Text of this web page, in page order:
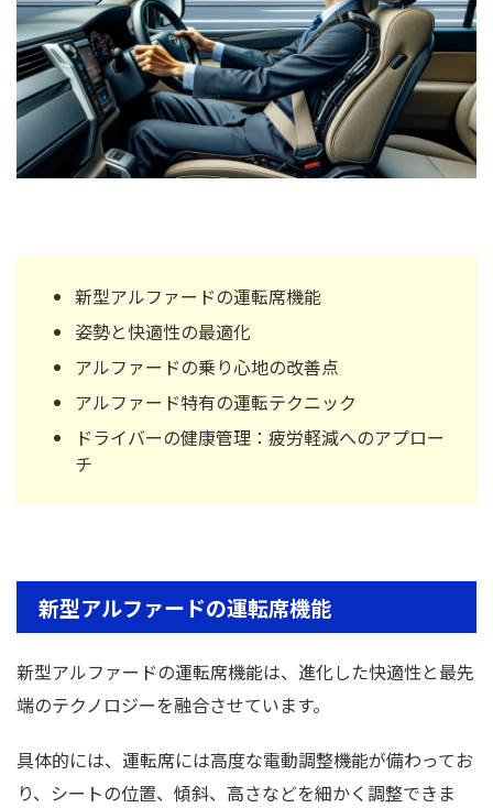
新型アルファードの運転席機能
姿勢と快適性の最適化
アルファードの乗り心地の改善点
アルファード特有の運転テクニック
ドライバーの健康管理：疲労軽減へのアプロー
チ
新型アルファードの運転席機能
新型アルファードの運転席機能は、進化した快適性と最先
端のテクノロジーを融合させています。
具体的には、運転席には高度な電動調整機能が備わってお
り、シートの位置、傾斜、高さなどを細かく調整できま